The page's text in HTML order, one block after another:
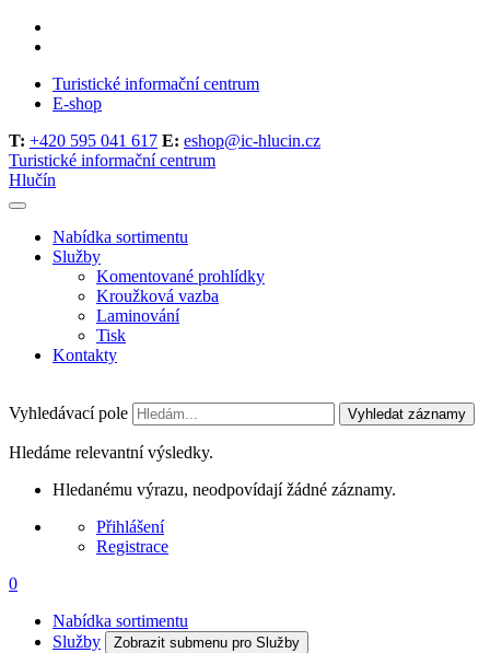
Turistické informační centrum
E-shop
T: +420 595 041 617 E: eshop@ic-hlucin.cz
Turistické informační centrum
Hlučín
Nabídka sortimentu
Služby
Komentované prohlídky
Kroužková vazba
Laminování
Tisk
Kontakty
Vyhledávací pole Vyhledat záznamy
Hledáme relevantní výsledky.
Hledanému výrazu, neodpovídají žádné záznamy.
Přihlášení
Registrace
0
Nabídka sortimentu
Služby
Zobrazit submenu pro Služby